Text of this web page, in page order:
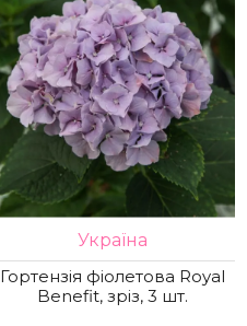
Україна
Гортензія фіолетова Royal
Benefit, зріз, 3 шт.